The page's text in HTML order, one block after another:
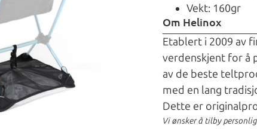
Vekt: 160gr
Om Helinox
Etablert i 2009 av
verdenskjent for å
av de beste
med en lang
Dette er
Vi ønsker å tilby